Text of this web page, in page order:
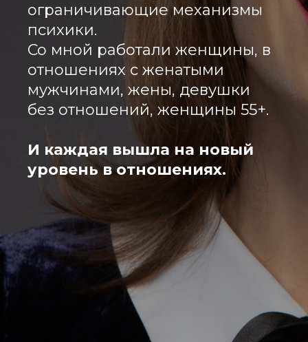
ограничивающие механизмы
психики.
Со мной работали женщины, в
отношениях с женатыми
мужчинами, жены, девушки
без отношений, женщины 55+.
И каждая вышла на новый
уровень в отношениях.